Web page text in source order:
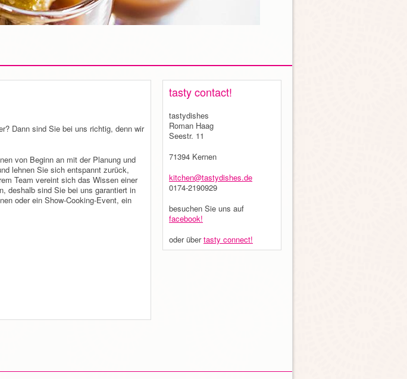
tasty contact!
tastydishes
Roman Haag
Seestr. 11
71394 Kernen
kitchen@tastydishes.de
0174-2190929
besuchen Sie uns auf
facebook!
oder übertasty connect!
Dann sind Sie bei uns richtig, denn wir
von Beginn an mit der Planung und
lehnen Sie sich entspannt zurück,
Team vereint sich das Wissen einer
deshalb sind Sie bei uns garantiert in
oder ein Show-Cooking-Event, ein